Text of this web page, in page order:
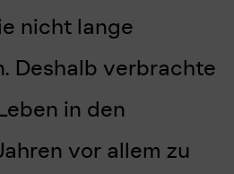
nicht lange
Deshalb verbrachte
in den
vor allem zu